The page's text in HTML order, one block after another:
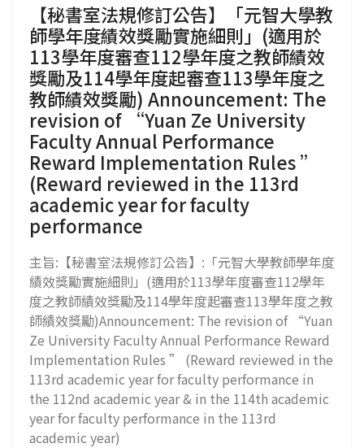
【秘書室法規修訂公告】「元智大學教
師學年度績效獎勵實施細則」(適用於
113學年度審查112學年度之教師績效
獎勵及114學年度起審查113學年度之
教師績效獎勵) Announcement: The
revision of “Yuan Ze University
Faculty Annual Performance
Reward Implementation Rules ”
(Reward reviewed in the 113rd
academic year for faculty
performance
主旨:【秘書室法規修訂公告】:「元智大學教師學年度
績效獎勵實施細則」(適用於113學年度審查112學年
度之教師績效獎勵及114學年度起審查113學年度之教
師績效獎勵)Announcement: The revision of “Yuan
Ze University Faculty Annual Performance Reward
Implementation Rules ” (Reward reviewed in the
113rd academic year for faculty performance in
the 112nd academic year & in the 114th academic
year for faculty performance in the 113rd
academic year)